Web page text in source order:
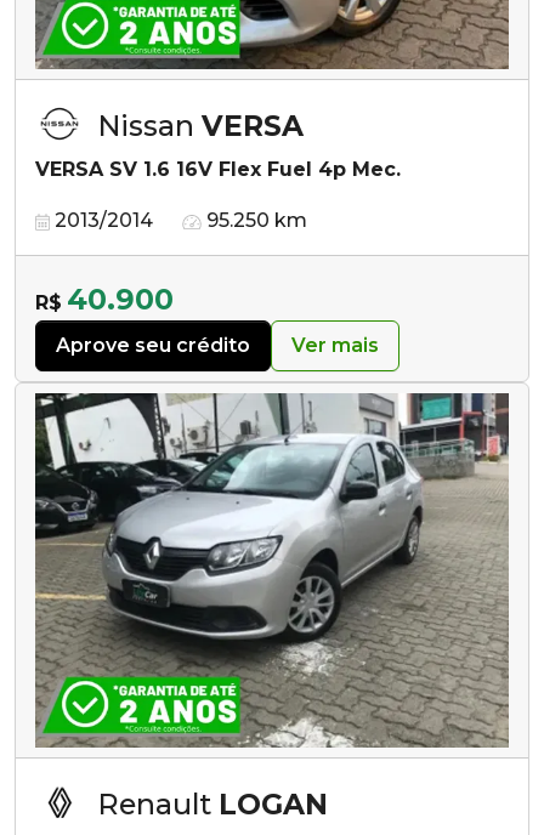
Nissan VERSA
VERSA SV 1.6 16V Flex Fuel 4p Mec.
2013/2014 95.250 km
R$ 40.900
Aprove seu crédito Ver mais
Renault LOGAN